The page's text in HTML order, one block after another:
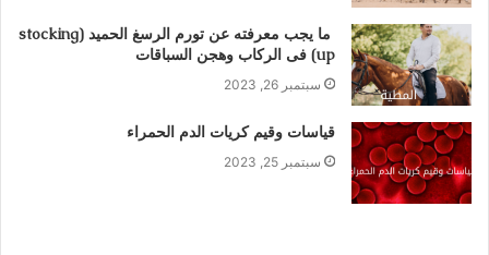
ما يجب معرفته عن تورم الرسغ الحميد (stocking
up) فى الركاب وهجن السباقات
سبتمبر 26, 2023
قياسات وقيم كريات الدم الحمراء
سبتمبر 25, 2023